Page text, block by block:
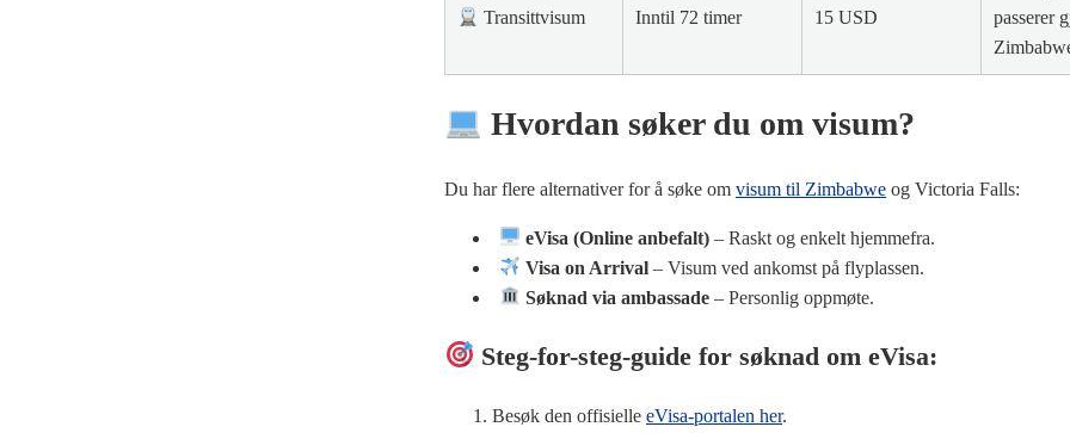
Transittvisum Inntil 72 timer 15 USD
passerer
Hvordan søker du om visum?
Du har flere alternativer for å søke om visum til Zimbabwe og Victoria Falls:
eVisa (Online anbefalt) – Raskt og enkelt hjemmefra.
Visa on Arrival – Visum ved ankomst på flyplassen.
Søknad via ambassade – Personlig oppmøte.
Steg-for-steg-guide for søknad om eVisa:
Besøk den offisielle eVisa-portalen her.